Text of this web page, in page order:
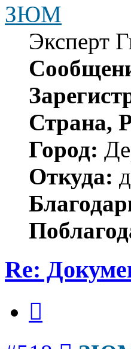
ЗЮМ
Эксперт
Страна,
Город:
Откуда:
Re: